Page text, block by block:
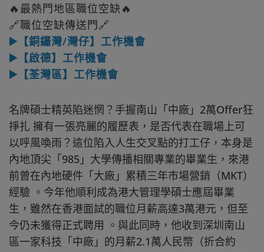
🔥最熱門地區職位空缺🔥
🔗職位空缺傳送門🔗
▶️【銅鑼灣/灣仔】工作機會
▶️【啟德】工作機會
▶️【荃灣區】工作機會
名牌碩士精英陷迷惘？手握南山「中廠」2萬Offer狂
掙扎 擁有一張亮麗的履歷表，是否代表在職場上可
以呼風喚雨？這位陷入人生交叉點的打工仔，本身是
內地頂尖「985」大學傳播相關專業的畢業生，來港
前曾在內地硬件「大廠」累積三年市場營銷（MKT）
經驗 。今年他順利成為港大管理學碩士應屆畢業
生，雖然在香港面試的職位月薪高達3萬港元，但至
今仍未獲得正式聘用 。與此同時，他收到深圳南山
區一家科技「中廠」的月薪2.1萬人民幣（折合約